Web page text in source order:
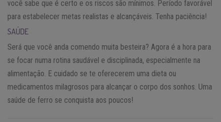
você sabe que é certo e os riscos são mínimos. Período favorável
para estabelecer metas realistas e alcançáveis. Tenha paciência!
SAÚDE
Será que você anda comendo muita besteira? Agora é a hora para
se focar numa rotina saudável e disciplinada, especialmente na
alimentação. E cuidado se te oferecerem uma dieta ou
medicamentos milagrosos para alcançar o corpo dos sonhos. Uma
saúde de ferro se conquista aos poucos!